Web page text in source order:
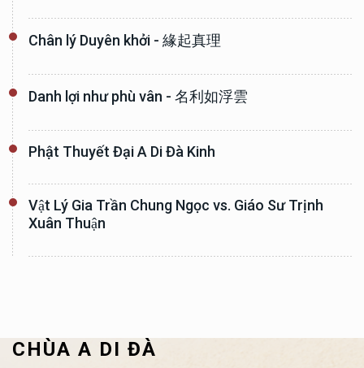
Chân lý Duyên khởi - 緣起真理
Danh lợi như phù vân - 名利如浮雲
Phật Thuyết Đại A Di Đà Kinh
Vật Lý Gia Trần Chung Ngọc vs. Giáo Sư Trịnh
Xuân Thuận
CHÙA A DI ĐÀ